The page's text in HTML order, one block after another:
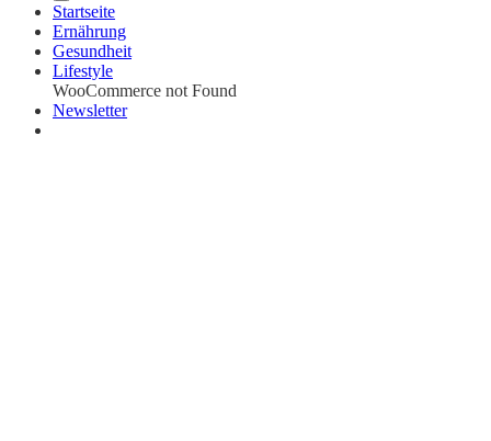
Startseite
Ernährung
Gesundheit
Lifestyle
WooCommerce not Found
Newsletter